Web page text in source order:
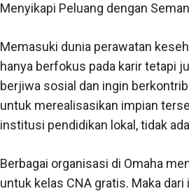
Menyikapi Peluang dengan
Memasuki dunia perawatan
hanya berfokus pada karir tetapi
berjiwa sosial dan ingin
untuk merealisasikan impian
institusi pendidikan lokal, tidak
Berbagai organisasi di Omaha
untuk kelas CNA gratis. Maka